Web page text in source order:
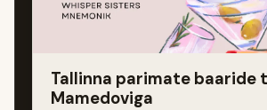
Tallinna parimate baaride
Mamedoviga